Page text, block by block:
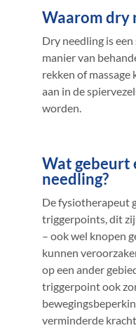
Waarom dry
Dry needling is
manier van
rekken of
aan in de
worden.
Wat gebeurt
needling?
De fysiotherapeut
triggerpoints, dit
– ook wel knopen
kunnen
op een ander
triggerpoint ook
verminderde